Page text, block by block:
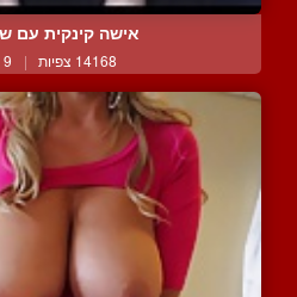
אישה קינקית עם
14168 צפיות | 9 המלצות